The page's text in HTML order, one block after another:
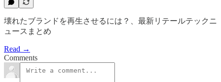
壊れたブランドを再生させるには？、最新リテールテックニ
ュースまとめ
Read →
Comments